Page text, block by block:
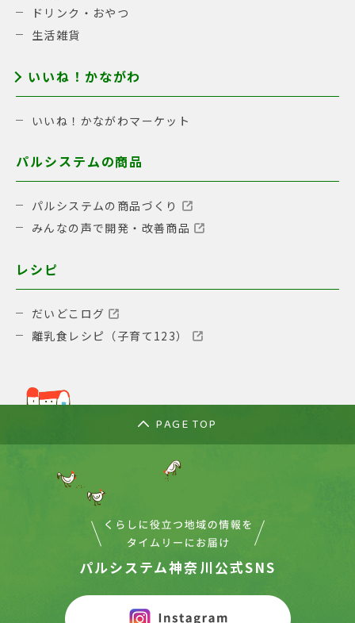
ドリンク・おやつ
生活雑貨
いいね！かながわ
いいね！かながわマーケット
パルシステムの商品
パルシステムの商品づくり
みんなの声で開発・改善商品
レシピ
だいどこログ
離乳食レシピ（子育て123）
PAGE TOP
パルシステム神奈川公式SNS